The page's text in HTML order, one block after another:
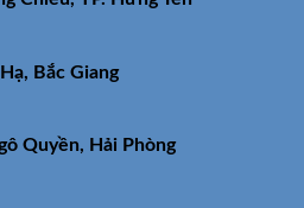
Bắc Giang
Quyền, Hải Phòng